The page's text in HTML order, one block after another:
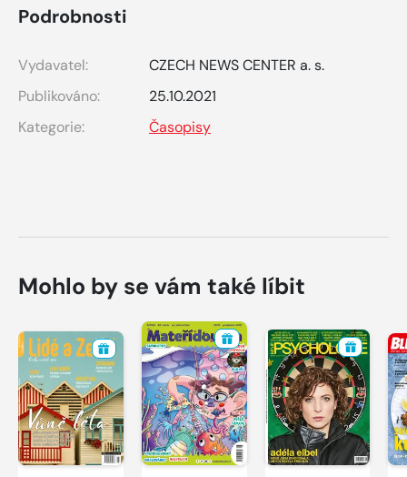
Podrobnosti
Vydavatel:
CZECH NEWS CENTER a. s.
Publikováno:
25.10.2021
Kategorie:
Časopisy
Mohlo by se vám také líbit